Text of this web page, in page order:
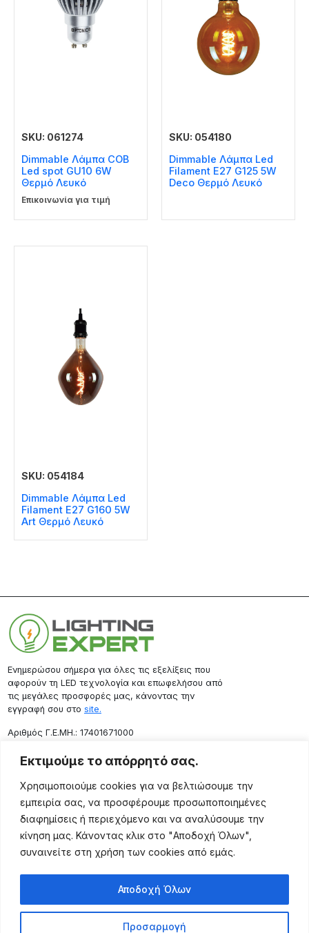
Εκτιμούμε το απόρρητό σας.
Χρησιμοποιούμε cookies για να βελτιώσουμε την
εμπειρία σας, να προσφέρουμε προσωποποιημένες
διαφημίσεις ή περιεχόμενο και να αναλύσουμε την
κίνηση μας. Κάνοντας κλικ στο "Αποδοχή Όλων",
συναινείτε στη χρήση των cookies από εμάς.
Προσαρμογή
Αποδοχή Όλων
SKU: 061274
Dimmable Λάμπα COB
Led spot GU10 6W
Θερμό Λευκό
Επικοινωνία για τιμή
SKU: 054180
Dimmable Λάμπα Led
Filament E27 G125 5W
Deco Θερμό Λευκό
SKU: 054184
Dimmable Λάμπα Led
Filament E27 G160 5W
Art Θερμό Λευκό
Ενημερώσου σήμερα για όλες τις εξελίξεις που
αφορούν τη LED τεχνολογία και επωφελήσου από
τις μεγάλες προσφορές μας, κάνοντας την
εγγραφή σου στο site.
Aριθμός Γ.Ε.ΜΗ.: 17401671000
Επικοινωνία
Ρόδου 133, Αθήνα 10443
(+30) 211 725 5427
sales@lightingexpert.gr
Χρήσιμες Σελίδες
Προϊόντα